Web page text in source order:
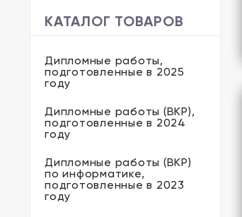
КАТАЛОГ ТОВАРОВ
Дипломные работы,
подготовленные в 2025
году
Дипломные работы (ВКР),
подготовленные в 2024
году
Дипломные работы (ВКР)
по информатике,
подготовленные в 2023
году